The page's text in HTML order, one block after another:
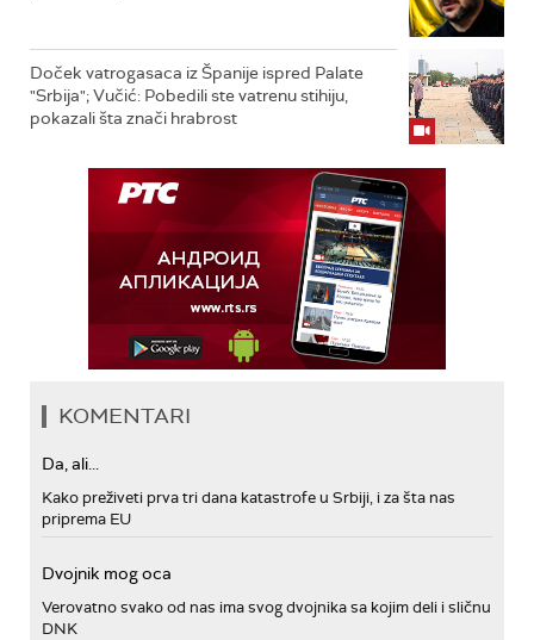
Doček vatrogasaca iz Španije ispred Palate
"Srbija"; Vučić: Pobedili ste vatrenu stihiju,
pokazali šta znači hrabrost
KOMENTARI
Da, ali...
Kako preživeti prva tri dana katastrofe u Srbiji, i za šta nas
priprema EU
Dvojnik mog oca
Verovatno svako od nas ima svog dvojnika sa kojim deli i sličnu
DNK